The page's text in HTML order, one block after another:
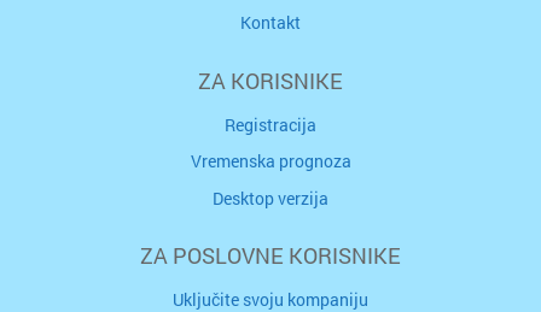
Kontakt
ZA KORISNIKE
Registracija
Vremenska prognoza
Desktop verzija
ZA POSLOVNE KORISNIKE
Uključite svoju kompaniju